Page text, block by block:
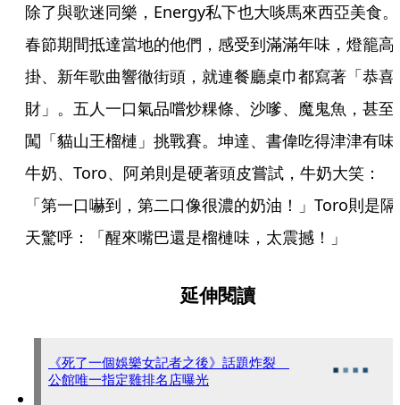
除了與歌迷同樂，Energy私下也大啖馬來西亞美食。
春節期間抵達當地的他們，感受到滿滿年味，燈籠高
掛、新年歌曲響徹街頭，就連餐廳桌巾都寫著「恭喜
財」。五人一口氣品嚐炒粿條、沙嗲、魔鬼魚，甚至
闖「貓山王榴槤」挑戰賽。坤達、書偉吃得津津有味
牛奶、Toro、阿弟則是硬著頭皮嘗試，牛奶大笑：
「第一口嚇到，第二口像很濃的奶油！」Toro則是隔
天驚呼：「醒來嘴巴還是榴槤味，太震撼！」
延伸閱讀
《死了一個娛樂女記者之後》話題炸裂
公館唯一指定雞排名店曝光